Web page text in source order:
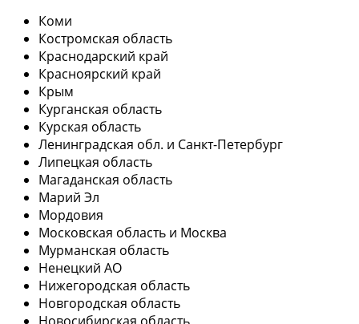
Коми
Костромская область
Краснодарский край
Красноярский край
Крым
Курганская область
Курская область
Ленинградская обл. и Санкт-Петербург
Липецкая область
Магаданская область
Марий Эл
Мордовия
Московская область и Москва
Мурманская область
Ненецкий АО
Нижегородская область
Новгородская область